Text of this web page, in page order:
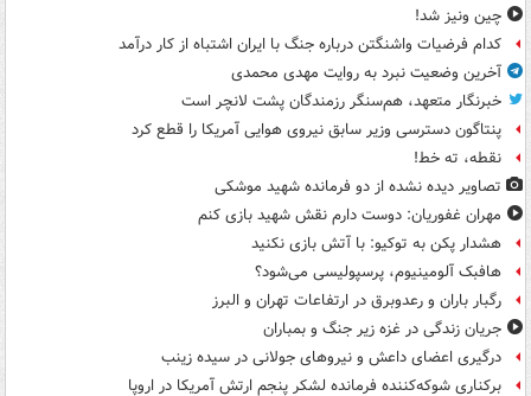
چین ونیز شد!
کدام فرضیات واشنگتن درباره جنگ با ایران اشتباه از کار درآمد
آخرین وضعیت نبرد به روایت مهدی محمدی
خبرنگار متعهد، هم‌سنگر رزمندگان پشت لانچر است
پنتاگون دسترسی وزیر سابق نیروی هوایی آمریکا را قطع کرد
نقطه، ته خط!
تصاویر دیده‌ نشده از دو فرمانده شهید موشکی
مهران غفوریان: دوست دارم نقش شهید بازی کنم
هشدار پکن به توکیو: با آتش بازی نکنید
هافبک آلومینیوم، پرسپولیسی می‌شود؟
رگبار باران و رعدوبرق در ارتفاعات تهران و البرز
جریان زندگی در غزه زیر جنگ و بمباران
درگیری اعضای داعش و نیروهای جولانی در سیده زینب
برکناری شوکه‌کننده فرمانده لشکر پنجم ارتش آمریکا در اروپا